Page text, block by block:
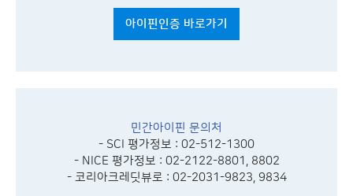
아이핀인증 바로가기
민간아이핀 문의처
- SCI 평가정보 : 02-512-1300
- NICE 평가정보 : 02-2122-8801, 8802
- 코리아크레딧뷰로 : 02-2031-9823, 9834